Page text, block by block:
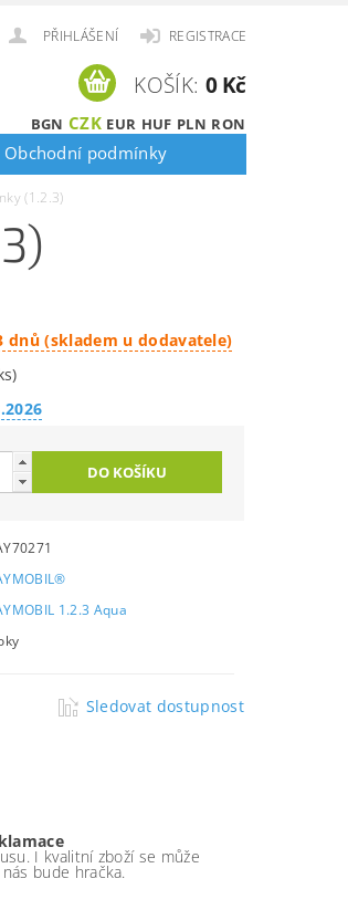
PŘIHLÁŠENÍ REGISTRACE
BGN CZK EUR HUF PLN RON
KOŠÍK: 0 Kč
Obchodní podmínky
(1.2.3)
dnů (skladem u dodavatele)
1.2.3 Aqua
Sledovat dostupnost
I kvalitní zboží se může
bude hračka.